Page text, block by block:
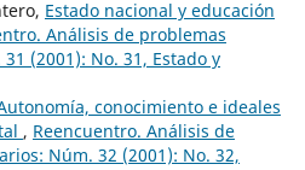
Estado nacional y educación
Análisis de problemas
(2001): No. 31, Estado y
conocimiento e ideales
, Reencuentro. Análisis de
Núm. 32 (2001): No. 32,